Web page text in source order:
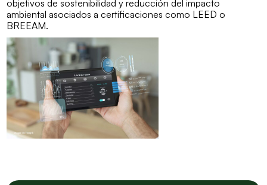
objetivos de sostenibilidad y reducción del impacto
ambiental asociados a certificaciones como LEED o
BREEAM.